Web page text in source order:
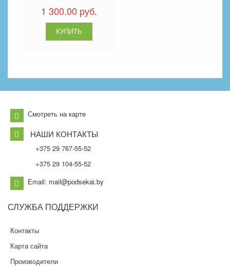
1 300.00 руб.
Смотреть на карте
НАШИ КОНТАКТЫ
+375 29 767-55-52
+375 29 104-55-52
Email: mail@podsekai.by
СЛУЖБА ПОДДЕРЖКИ
Контакты
Карта сайта
Производители